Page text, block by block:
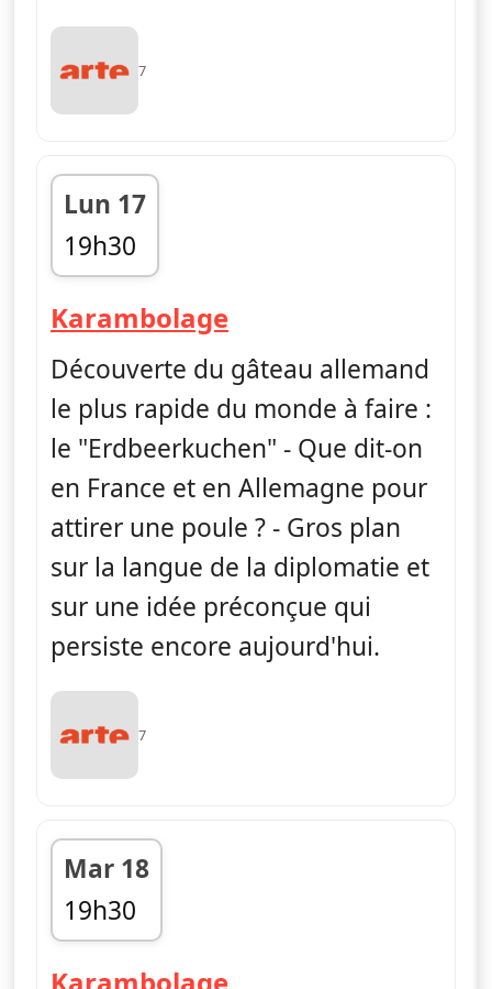
7
Lun 17
19h30
fin 19h45
Karambolage— Karambolage
Découverte du gâteau allemand
le plus rapide du monde à faire :
le "Erdbeerkuchen" - Que dit-on
en France et en Allemagne pour
attirer une poule ? - Gros plan
sur la langue de la diplomatie et
sur une idée préconçue qui
persiste encore aujourd'hui.
7
Mar 18
19h30
fin 19h45
Karambolage— Karambolage